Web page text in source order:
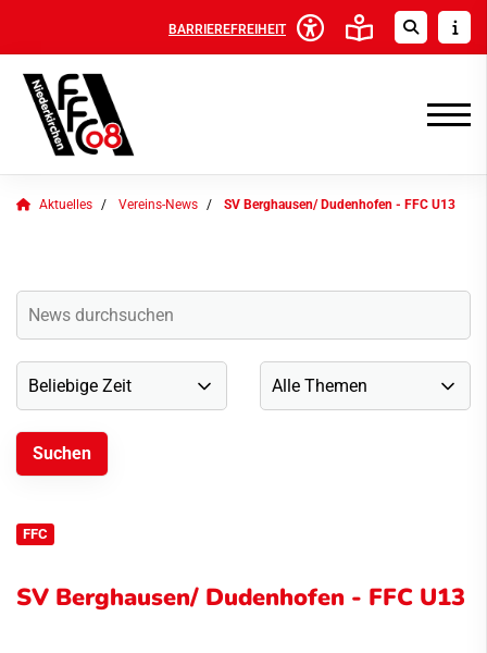
BARRIEREFREIHEIT
Aktuelles Vereins-News SV Berghausen/ Dudenhofen - FFC U13
FFC
SV Berghausen/ Dudenhofen - FFC U13